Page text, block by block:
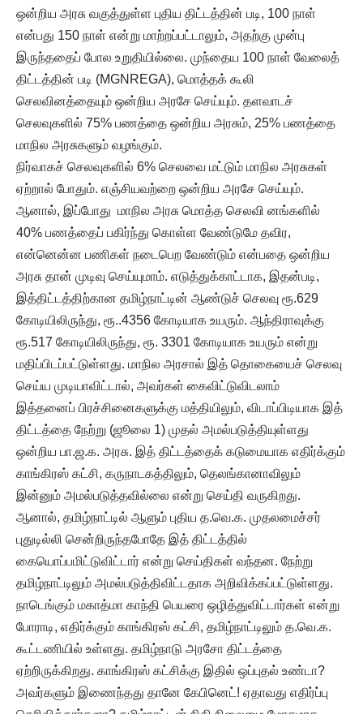
ஒன்றிய அரசு வகுத்துள்ள புதிய திட்டத்தின் படி, 100 நாள்
என்பது 150 நாள் என்று மாற்றப்பட்டாலும், அதற்கு முன்பு
இருந்ததைப் போல உறுதியில்லை. முந்தைய 100 நாள் வேலைத்
திட்டத்தின் படி (MGNREGA), மொத்தக் கூலி
செலவினத்தையும் ஒன்றிய அரசே செய்யும். தளவாடச்
செலவுகளில் 75% பணத்தை ஒன்றிய அரசும், 25% பணத்தை
மாநில அரசுகளும் வழங்கும்.
நிர்வாகச் செலவுகளில் 6% செலவை மட்டும் மாநில அரசுகள்
ஏற்றால் போதும். எஞ்சியவற்றை ஒன்றிய அரசே செய்யும்.
ஆனால், இப்போது மாநில அரசு மொத்த செலவி னங்களில்
40% பணத்தைப் பகிர்ந்து கொள்ள வேண்டுமே தவிர,
என்னென்ன பணிகள் நடைபெற வேண்டும் என்பதை ஒன்றிய
அரசு தான் முடிவு செய்யுமாம். எடுத்துக்காட்டாக, இதன்படி,
இத்திட்டத்திற்கான தமிழ்நாட்டின் ஆண்டுச் செலவு ரூ.629
கோடியிலிருந்து, ரூ..4356 கோடியாக உயரும். ஆந்திராவுக்கு
ரூ.517 கோடியிலிருந்து, ரூ. 3301 கோடியாக உயரும் என்று
மதிப்பிடப்பட்டுள்ளது. மாநில அரசால் இத் தொகையைச் செலவு
செய்ய முடியாவிட்டால், அவர்கள் கைவிட்டுவிடலாம்
இத்தனைப் பிரச்சினைகளுக்கு மத்தியிலும், விடாப்பிடியாக இத்
திட்டத்தை நேற்று (ஜூலை 1) முதல் அமல்படுத்தியுள்ளது
ஒன்றிய பா.ஜ.க. அரசு. இத் திட்டத்தைக் கடுமையாக எதிர்க்கும்
காங்கிரஸ் கட்சி, கருநாடகத்திலும், தெலங்கானாவிலும்
இன்னும் அமல்படுத்தவில்லை என்று செய்தி வருகிறது.
ஆனால், தமிழ்நாட்டில் ஆளும் புதிய த.வெ.க. முதலமைச்சர்
புதுடில்லி சென்றிருந்தபோதே இத் திட்டத்தில்
கையொப்பமிட்டுவிட்டார் என்று செய்திகள் வந்தன. நேற்று
தமிழ்நாட்டிலும் அமல்படுத்திவிட்டதாக அறிவிக்கப்பட்டுள்ளது.
நாடெங்கும் மகாத்மா காந்தி பெயரை ஒழித்துவிட்டார்கள் என்று
போராடி, எதிர்க்கும் காங்கிரஸ் கட்சி, தமிழ்நாட்டிலும் த.வெ.க.
கூட்டணியில் உள்ளது. தமிழ்நாடு அரசோ திட்டத்தை
ஏற்றிருக்கிறது. காங்கிரஸ் கட்சிக்கு இதில் ஒப்புதல் உண்டா?
அவர்களும் இணைந்தது தானே கேபினெட்! ஏதாவது எதிர்ப்பு